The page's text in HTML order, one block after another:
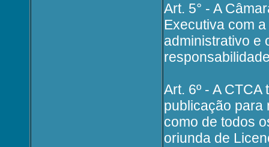
Art. 5° - A
Executiva com
administrativo e
Art. 6º - A
publicação para
como de todos
oriunda de